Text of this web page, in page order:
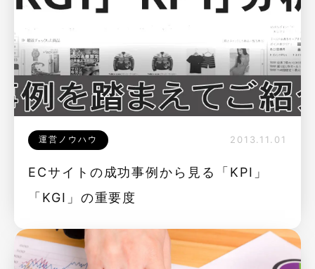
運営ノウハウ 2013.11.01
ECサイトの成功事例から見る「KPI」
「KGI」の重要度